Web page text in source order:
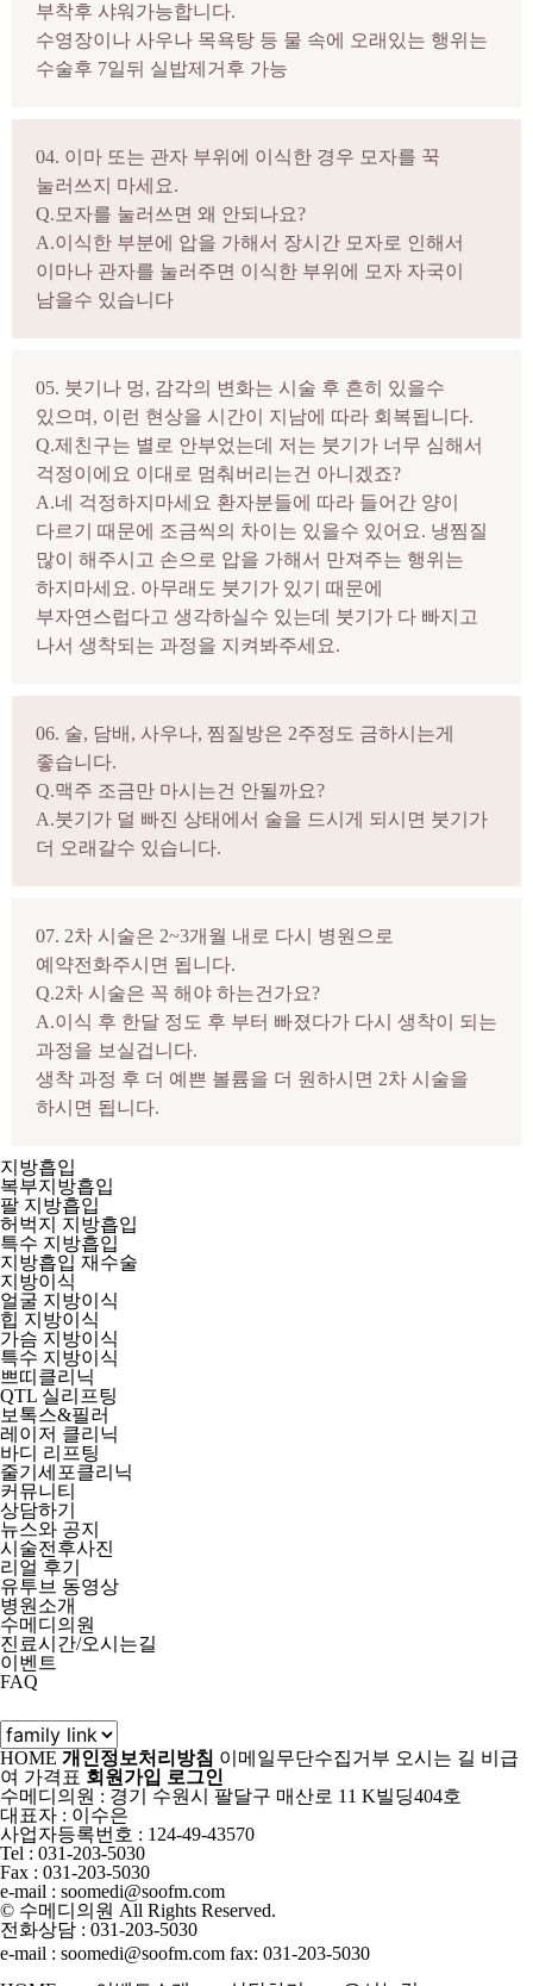
부착후 샤워가능합니다.
수영장이나 사우나 목욕탕 등 물 속에 오래있는 행위는
수술후 7일뒤 실밥제거후 가능
04. 이마 또는 관자 부위에 이식한 경우 모자를 꾹
눌러쓰지 마세요.
Q.모자를 눌러쓰면 왜 안되나요?
A.이식한 부분에 압을 가해서 장시간 모자로 인해서
이마나 관자를 눌러주면 이식한 부위에 모자 자국이
남을수 있습니다
05. 붓기나 멍, 감각의 변화는 시술 후 흔히 있을수
있으며, 이런 현상을 시간이 지남에 따라 회복됩니다.
Q.제친구는 별로 안부었는데 저는 붓기가 너무 심해서
걱정이에요 이대로 멈춰버리는건 아니겠죠?
A.네 걱정하지마세요 환자분들에 따라 들어간 양이
다르기 때문에 조금씩의 차이는 있을수 있어요. 냉찜질
많이 해주시고 손으로 압을 가해서 만져주는 행위는
하지마세요. 아무래도 붓기가 있기 때문에
부자연스럽다고 생각하실수 있는데 붓기가 다 빠지고
나서 생착되는 과정을 지켜봐주세요.
06. 술, 담배, 사우나, 찜질방은 2주정도 금하시는게
좋습니다.
Q.맥주 조금만 마시는건 안될까요?
A.붓기가 덜 빠진 상태에서 술을 드시게 되시면 붓기가
더 오래갈수 있습니다.
07. 2차 시술은 2~3개월 내로 다시 병원으로
예약전화주시면 됩니다.
Q.2차 시술은 꼭 해야 하는건가요?
A.이식 후 한달 정도 후 부터 빠졌다가 다시 생착이 되는
과정을 보실겁니다.
생착 과정 후 더 예쁜 볼륨을 더 원하시면 2차 시술을
하시면 됩니다.
지방흡입
복부지방흡입
팔 지방흡입
허벅지 지방흡입
특수 지방흡입
지방흡입 재수술
지방이식
얼굴 지방이식
힙 지방이식
가슴 지방이식
특수 지방이식
쁘띠클리닉
QTL 실리프팅
보톡스&필러
레이저 클리닉
바디 리프팅
줄기세포클리닉
커뮤니티
상담하기
뉴스와 공지
시술전후사진
리얼 후기
유투브 동영상
병원소개
수메디의원
진료시간/오시는길
이벤트
FAQ
HOME 개인정보처리방침 이메일무단수집거부 오시는 길 비급
여 가격표 회원가입 로그인
수메디의원 : 경기 수원시 팔달구 매산로 11 K빌딩404호
대표자 : 이수은
사업자등록번호 : 124-49-43570
Tel : 031-203-5030
Fax : 031-203-5030
e-mail : soomedi@soofm.com
© 수메디의원 All Rights Reserved.
전화상담 : 031-203-5030
e-mail : soomedi@soofm.com fax: 031-203-5030